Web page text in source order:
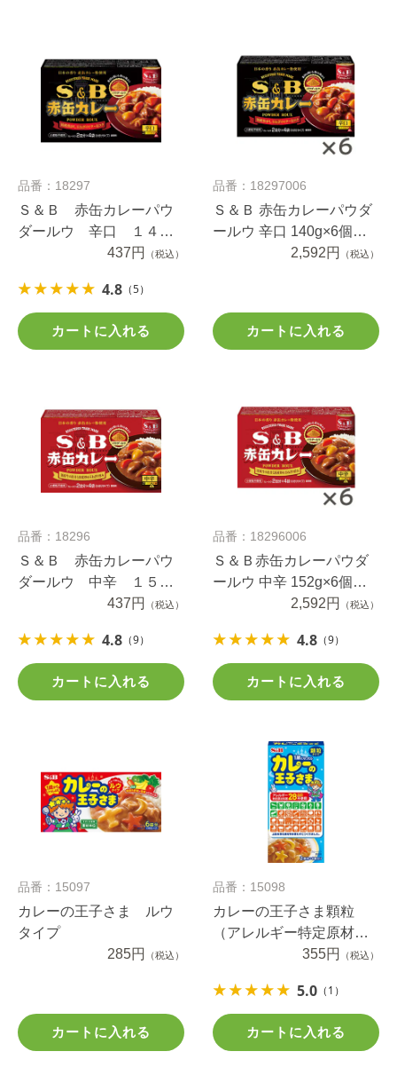
品番：18297
Ｓ＆Ｂ 赤缶カレーパウ
ダールウ 辛口 １４０
437円 （税込）
4.8 （5）
カートに入れる
品番：18297006
Ｓ＆Ｂ 赤缶カレーパウダ
ールウ 辛口 140g×6個セ
2,592円 （税込）
カートに入れる
品番：18296
Ｓ＆Ｂ 赤缶カレーパウ
ダールウ 中辛 １５２
437円 （税込）
4.8 （9）
カートに入れる
品番：18296006
Ｓ＆Ｂ赤缶カレーパウダ
ールウ 中辛 152g×6個セ
2,592円 （税込）
4.8 （9）
カートに入れる
品番：15097
カレーの王子さま ルウ
タイプ
285円
（税込）
カートに入れる
品番：15098
カレーの王子さま顆粒
（アレルギー特定原材料
等２８品目不使用）
355円 （税込）
5.0 （1）
カートに入れる